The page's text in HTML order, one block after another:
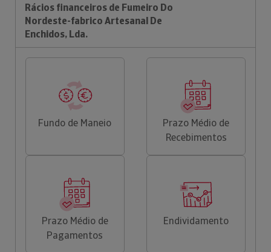
Rácios financeiros de Fumeiro Do
Nordeste-fabrico Artesanal De
Enchidos, Lda.
Fundo de Maneio
Prazo Médio de
Recebimentos
Prazo Médio de
Pagamentos
Endividamento